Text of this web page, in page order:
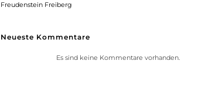
Freudenstein Freiberg
Neueste Kommentare
Es sind keine Kommentare vorhanden.